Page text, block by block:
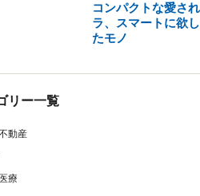
コンパクトな愛さ
ラ、スマートに欲
たモノ
リー一覧
動産
療